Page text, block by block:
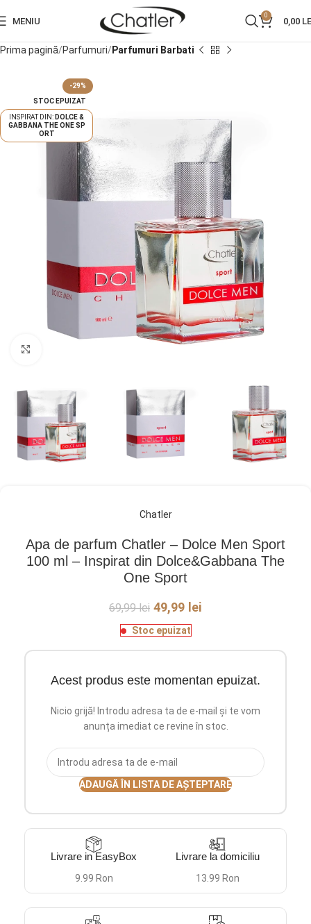
MENIU
0
0,00
Prima pagină Parfumuri Parfumuri Barbati
-29%
STOC EPUIZAT
DOLCE &
GABBANA THE ONE SP
ORT
Chatler
Apa de parfum Chatler – Dolce Men Sport
100 ml – Inspirat din Dolce&Gabbana The
One Sport
69,99lei 49,99 lei
Stoc epuizat
Acest produs este momentan epuizat.
Nicio grijă! Introdu adresa ta de e-mail și te vom
anunța imediat ce revine în stoc.
ADAUGĂ ÎN LISTA DE AȘTEPTARE
Livrare in EasyBox
9.99 Ron
Livrare la domiciliu
13.99 Ron